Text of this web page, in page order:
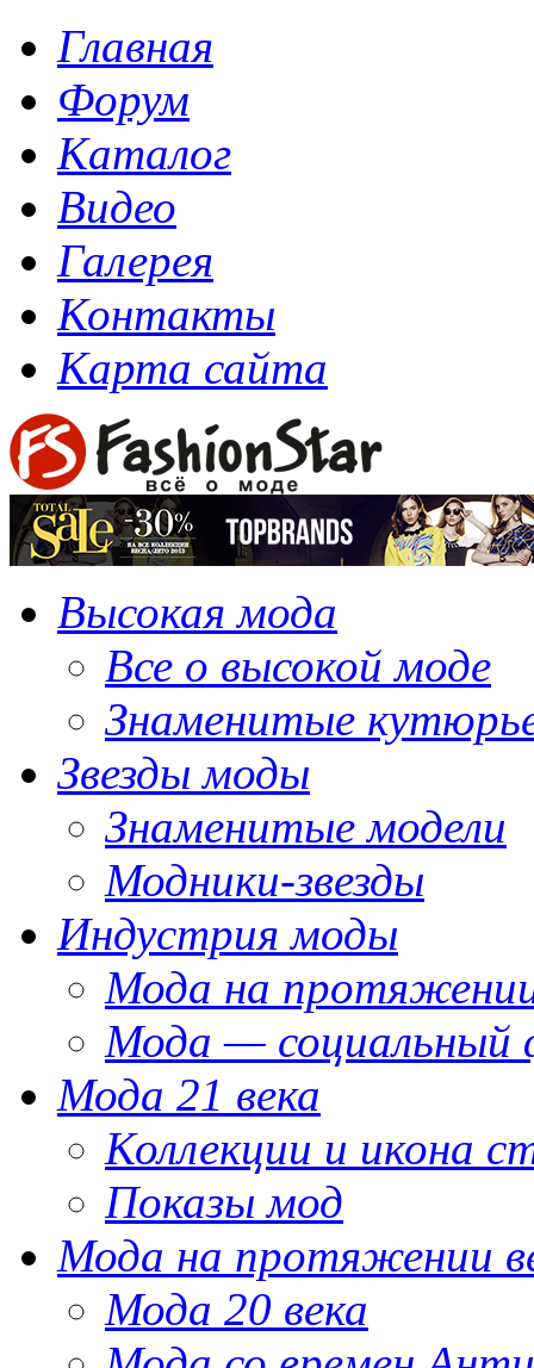
Главная
Форум
Каталог
Видео
Галерея
Контакты
Карта сайта
Высокая мода
Все о высокой моде
Знаменитые
Звезды моды
Знаменитые модели
Модники-звезды
Индустрия моды
Мода на
Мода — социальный
Мода 21 века
Коллекции и икона
Показы мод
Мода на протяжении
Мода 20 века